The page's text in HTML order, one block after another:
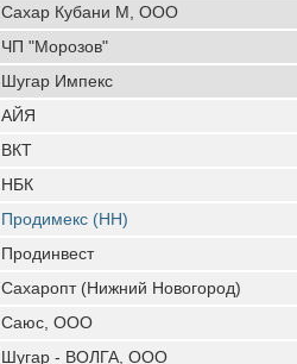
Сахар Кубани М, ООО
ЧП "Морозов"
Шугар Импекс
АЙЯ
ВКТ
НБК
Продимекс (НН)
Продинвест
Сахаропт (Нижний Новогород)
Саюс, ООО
Шугар - ВОЛГА, ООО